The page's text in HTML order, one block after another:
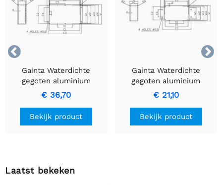


Gainta Waterdichte
gegoten aluminium
behuizing met flens
€ 36,70
Bekijk product
Gainta Waterdichte
gegoten aluminium
behuizing met flens
€ 21,10
Bekijk product
Laatst bekeken